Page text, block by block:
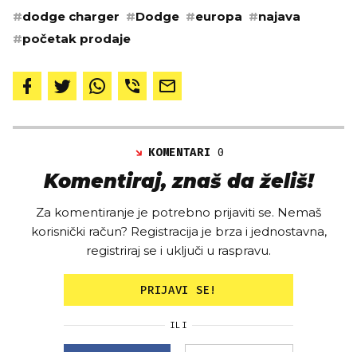
#dodge charger #Dodge #europa #najava
#početak prodaje
KOMENTARI0
Komentiraj, znaš da želiš!
Za komentiranje je potrebno prijaviti se. Nemaš
korisnički račun? Registracija je brza i jednostavna,
registriraj se i uključi u raspravu.
PRIJAVI SE!
ILI